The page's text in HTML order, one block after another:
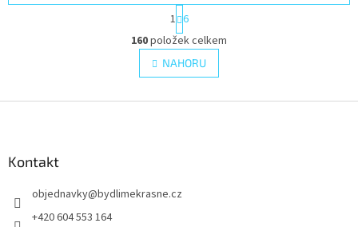
O
v
l
á
k
t
r
á
n
k
v
1 6
160položek celkem
NAHORU
Kontakt
objednavky@bydlimekrasne.cz
+420 604 553 164